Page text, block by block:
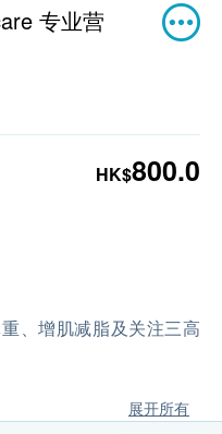
专业营
HK$800.0
、增肌减脂及关注三高
展开所有